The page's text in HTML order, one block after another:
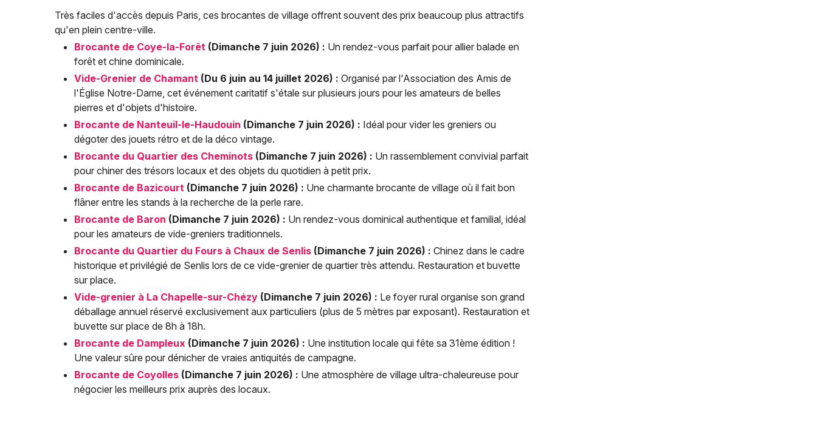
Très faciles d'accès depuis Paris, ces brocantes de village offrent souvent des prix beaucoup plus attractifs
qu'en plein centre-ville.
Brocante de Coye-la-Forêt (Dimanche 7 juin 2026) : Un rendez-vous parfait pour allier balade en
forêt et chine dominicale.
Vide-Grenier de Chamant (Du 6 juin au 14 juillet 2026) : Organisé par l'Association des Amis de
l'Église Notre-Dame, cet événement caritatif s'étale sur plusieurs jours pour les amateurs de belles
pierres et d'objets d'histoire.
Brocante de Nanteuil-le-Haudouin (Dimanche 7 juin 2026) : Idéal pour vider les greniers ou
dégoter des jouets rétro et de la déco vintage.
Brocante du Quartier des Cheminots (Dimanche 7 juin 2026) : Un rassemblement convivial parfait
pour chiner des trésors locaux et des objets du quotidien à petit prix.
Brocante de Bazicourt (Dimanche 7 juin 2026) : Une charmante brocante de village où il fait bon
flâner entre les stands à la recherche de la perle rare.
Brocante de Baron (Dimanche 7 juin 2026) : Un rendez-vous dominical authentique et familial, idéal
pour les amateurs de vide-greniers traditionnels.
Brocante du Quartier du Fours à Chaux de Senlis (Dimanche 7 juin 2026) : Chinez dans le cadre
historique et privilégié de Senlis lors de ce vide-grenier de quartier très attendu. Restauration et buvette
sur place.
Vide-grenier à La Chapelle-sur-Chézy (Dimanche 7 juin 2026) : Le foyer rural organise son grand
déballage annuel réservé exclusivement aux particuliers (plus de 5 mètres par exposant). Restauration et
buvette sur place de 8h à 18h.
Brocante de Dampleux (Dimanche 7 juin 2026) : Une institution locale qui fête sa 31ème édition !
Une valeur sûre pour dénicher de vraies antiquités de campagne.
Brocante de Coyolles (Dimanche 7 juin 2026) : Une atmosphère de village ultra-chaleureuse pour
négocier les meilleurs prix auprès des locaux.